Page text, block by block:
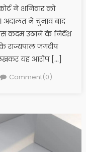
ने शनिवार को
अदालत ने चुनाव बाद
कदम उठाने के निर्देश
राज्यपाल जगदीप
यह आरोप […]
Comment(0)